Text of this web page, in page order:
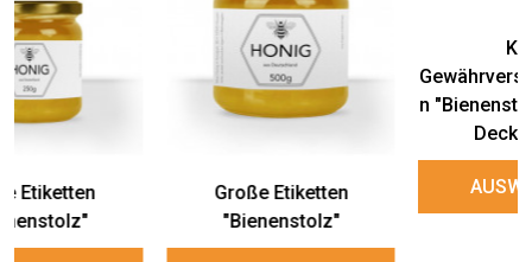
Gewährverschlussetikette
n "Bienenstolz" mit runder
Gewährverschlussetikette
n "Bienenstolz" mit runder